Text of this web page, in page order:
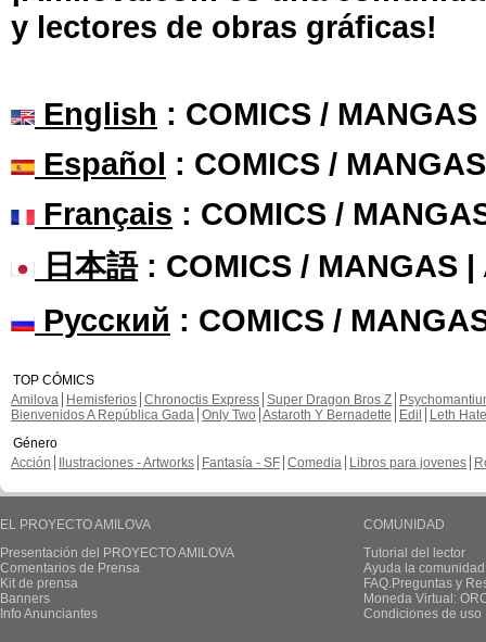
y lectores de obras gráficas!
English : COMICS /
Español : COMICS /
Français : COMICS /
日本語: COMICS / MANGAS |
Русский : COMICS /
TOP CÓMICS
Amilova
Hemisferios Chronoctis Express Super Dragon Bros Z
Bienvenidos A República Gada Only Two Astaroth Y Bernadette Edil
Leth Hate
Género
Acción
Ilustraciones - Artworks Fantasía - SF Comedia Libros para jovenes
EL PROYECTO AMILOVA
Presentación del PROYECTO AMILOVA
Comentarios de Prensa
Kit de prensa
Banners
Info Anunciantes
COMUNIDAD
Tutorial del lector
Ayuda la
FAQ.Preguntas y
Moneda Virtual:
Condiciones de uso